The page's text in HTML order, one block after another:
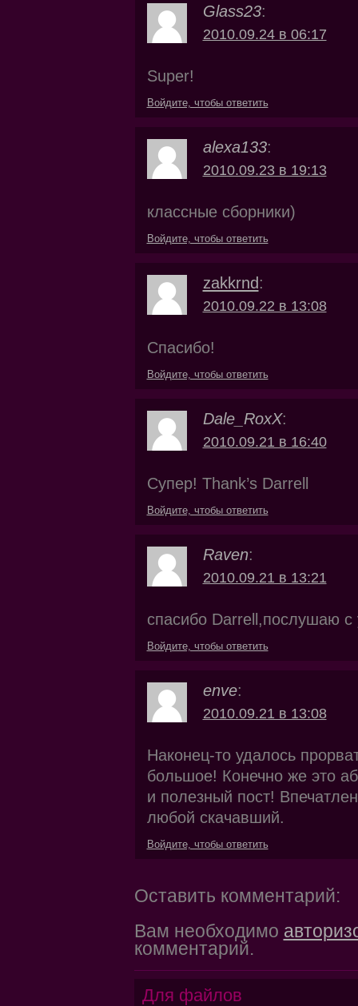
Glass23:
2010.09.24 в 06:17
Super!
Войдите, чтобы ответить
alexa133:
2010.09.23 в 19:13
классные сборники)
Войдите, чтобы ответить
zakkrnd :
2010.09.22 в 13:08
Спасибо!
Войдите, чтобы ответить
Dale_RoxX:
2010.09.21 в 16:40
Супер! Thank’s Darrell
Войдите, чтобы ответить
Raven:
2010.09.21 в 13:21
спасибо Darrell,послушаю с
Войдите, чтобы ответить
enve:
2010.09.21 в 13:08
Наконец-то удалось
большое! Конечно же это
и полезный пост!
любой скачавший.
Войдите, чтобы ответить
Оставить комментарий:
Вам необходимо
комментарий.
Для файлов